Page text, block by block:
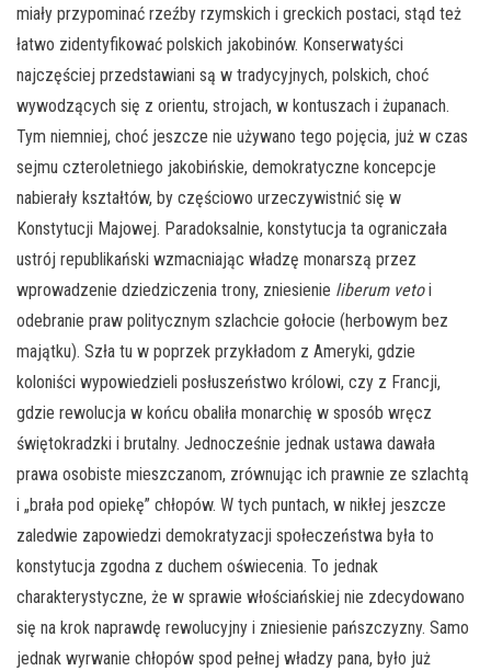
miały przypominać rzeźby rzymskich i greckich postaci, stąd też
łatwo zidentyfikować polskich jakobinów. Konserwatyści
najczęściej przedstawiani są w tradycyjnych, polskich, choć
wywodzących się z orientu, strojach, w kontuszach i żupanach.
Tym niemniej, choć jeszcze nie używano tego pojęcia, już w czas
sejmu czteroletniego jakobińskie, demokratyczne koncepcje
nabierały kształtów, by częściowo urzeczywistnić się w
Konstytucji Majowej. Paradoksalnie, konstytucja ta ograniczała
ustrój republikański wzmacniając władzę monarszą przez
wprowadzenie dziedziczenia trony, zniesienie liberum vetoi
odebranie praw politycznym szlachcie gołocie (herbowym bez
majątku). Szła tu w poprzek przykładom z Ameryki, gdzie
koloniści wypowiedzieli posłuszeństwo królowi, czy z Francji,
gdzie rewolucja w końcu obaliła monarchię w sposób wręcz
świętokradzki i brutalny. Jednocześnie jednak ustawa dawała
prawa osobiste mieszczanom, zrównując ich prawnie ze szlachtą
i „brała pod opiekę” chłopów. W tych puntach, w nikłej jeszcze
zaledwie zapowiedzi demokratyzacji społeczeństwa była to
konstytucja zgodna z duchem oświecenia. To jednak
charakterystyczne, że w sprawie włościańskiej nie zdecydowano
się na krok naprawdę rewolucyjny i zniesienie pańszczyzny. Samo
jednak wyrwanie chłopów spod pełnej władzy pana, było już